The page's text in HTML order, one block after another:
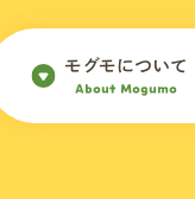
モグモについて
About Mogumo